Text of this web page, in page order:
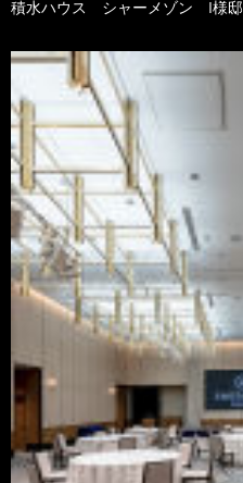
積水ハウス シャーメゾン I様邸